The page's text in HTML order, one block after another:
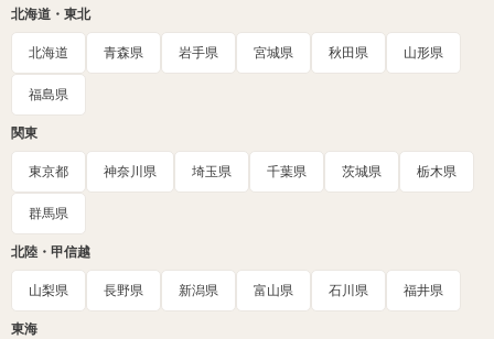
北海道・東北
北海道 青森県 岩手県 宮城県 秋田県 山形県
福島県
関東
東京都 神奈川県 埼玉県 千葉県 茨城県 栃木県
群馬県
北陸・甲信越
山梨県 長野県 新潟県 富山県 石川県 福井県
東海